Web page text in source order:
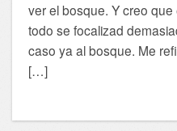
ver el bosque. Y creo
todo se focalizad
caso ya al bosque. Me
[…]